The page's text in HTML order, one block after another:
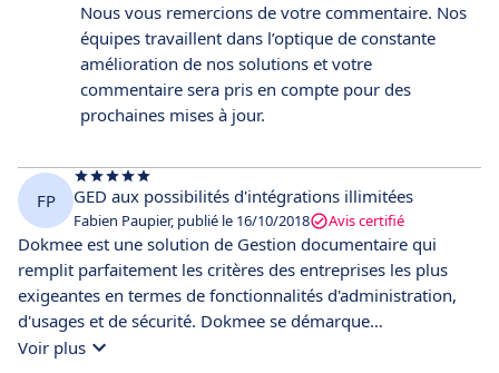
Nous vous remercions de votre commentaire. Nos
équipes travaillent dans l’optique de constante
amélioration de nos solutions et votre
commentaire sera pris en compte pour des
prochaines mises à jour.
FP GED aux possibilités d'intégrations illimitées
Fabien Paupier, publié le 16/10/2018 Avis certifié
Dokmee est une solution de Gestion documentaire qui
remplit parfaitement les critères des entreprises les plus
exigeantes en termes de fonctionnalités d'administration,
d'usages et de sécurité. Dokmee se démarque
particulièrement sur le plan de l'
Voir plus